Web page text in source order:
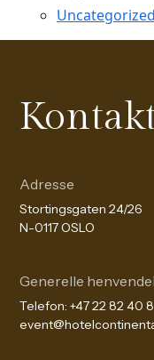
Uncategorized
Adresse
Stortingsgaten 24/26
N-0117 OSLO
Generelle
Telefon: +47 22 82 40